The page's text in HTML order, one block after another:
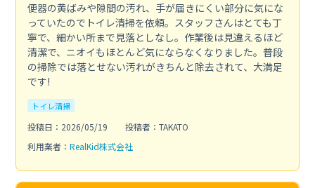
便器の黄ばみや隙間の汚れ、手が届きにくい部分に気にな
っていたのでトイレ清掃を依頼。スタッフさんはとても丁
寧で、細かい所まで見落としなし。作業後は見違えるほど
清潔で、ニオイもほとんど気にならなくなりました。普段
の掃除では落とせない汚れがきちんと除去されて、大満足
です!
トイレ清掃
投稿日：2026/05/19
投稿者：TAKATO
利用業者： RealKid株式会社